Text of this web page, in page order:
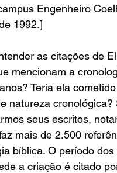
Engenheiro
1992.]
as citações de
mencionam a
Teria ela
natureza cronológica?
seus escritos,
mais de 2.500
bíblica. O período dos
a criação é citado